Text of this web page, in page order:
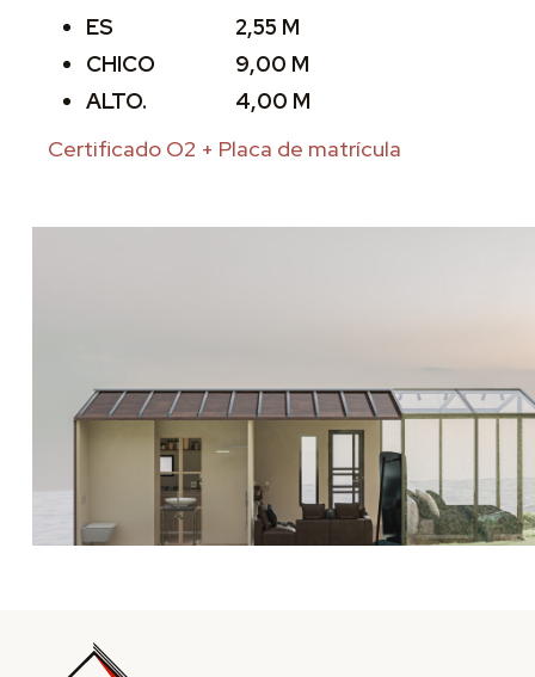
ES
CHICO
ALTO.
2,55 M
9,00 M
4,00 M
Certificado O2 + Placa de matrícula